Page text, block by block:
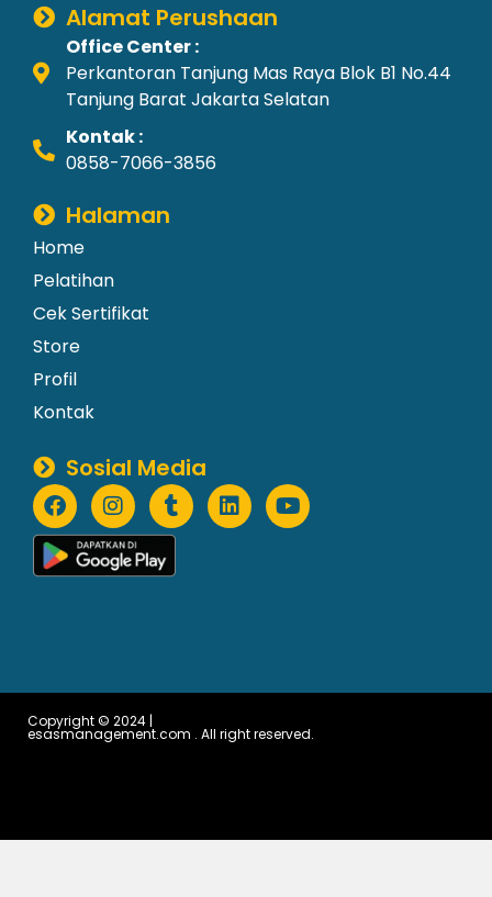
Alamat Perushaan
Office Center :
Perkantoran Tanjung Mas Raya Blok B1 No.44
Tanjung Barat Jakarta Selatan
Kontak :
0858-7066-3856
Halaman
Home
Pelatihan
Cek Sertifikat
Store
Profil
Kontak
Sosial Media
Copyright © 2024 |
esasmanagement.com . All right reserved.